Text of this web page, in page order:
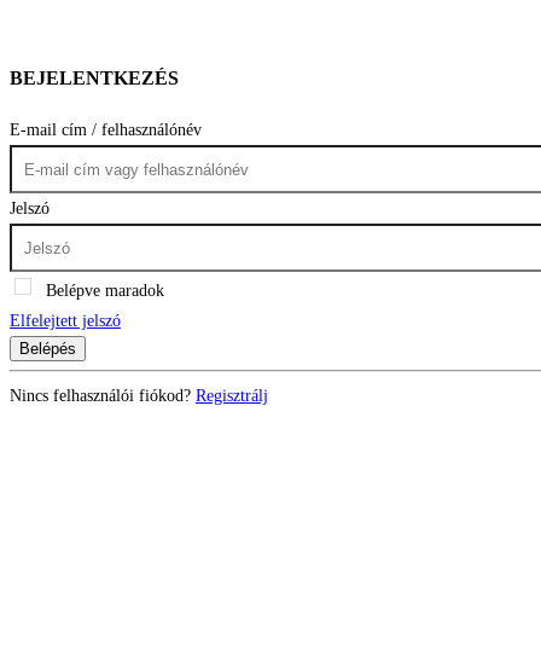
BEJELENTKEZÉS
E-mail cím / felhasználónév
Jelszó
Belépve maradok
Elfelejtett jelszó
Belépés
Nincs felhasználói fiókod? Regisztrálj